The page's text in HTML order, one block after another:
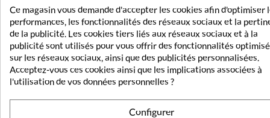
PEAU, BRONZAGE
Ce magasin vous demande d'accepter les cookies afin d'optimiser
performances, les fonctionnalités des réseaux sociaux et la
de la publicité. Les cookies tiers liés aux réseaux sociaux et à la
publicité sont utilisés pour vous offrir des fonctionnalités
sur les réseaux sociaux, ainsi que des publicités personnalisées.
Acceptez-vous ces cookies ainsi que les implications associées à
l'utilisation de vos données personnelles ?
Configurer